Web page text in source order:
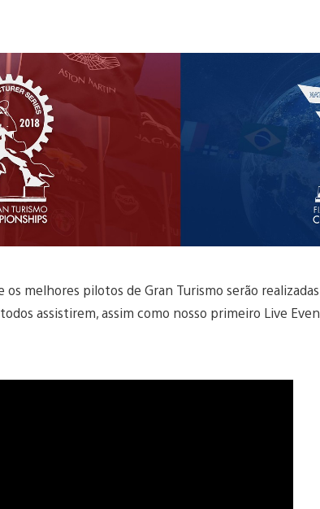
melhores pilotos de Gran Turismo serão
assistirem, assim como nosso primeiro Live